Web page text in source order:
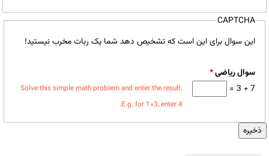
CAPTCHA
این سوال برای این است که تشخیص دهد شما یک ربات مخرب نیستید!
سوال ریاضی*
7 + 3 =
Solve this simple math problem and enter the result.
E.g. for 1+3, enter 4.